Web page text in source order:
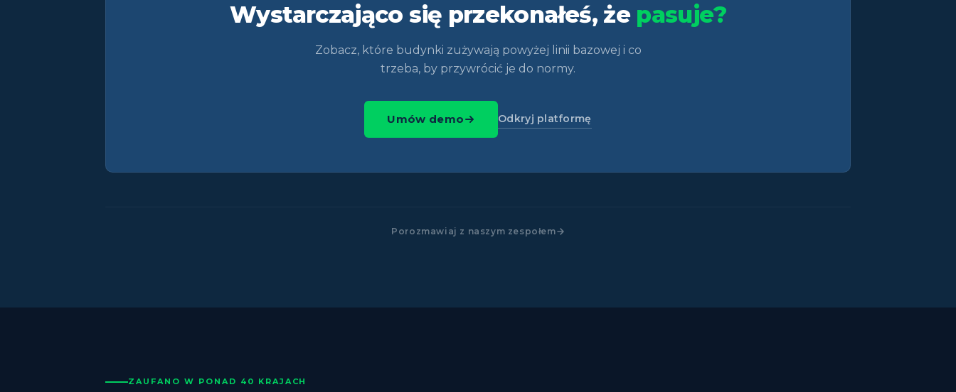
Wystarczająco się przekonałeś, że pasuje?
Zobacz, które budynki zużywają powyżej linii bazowej i co
trzeba, by przywrócić je do normy.
Umów demo Odkryj platformę
Porozmawiaj z naszym zespołem
ZAUFANO W PONAD 40 KRAJACH